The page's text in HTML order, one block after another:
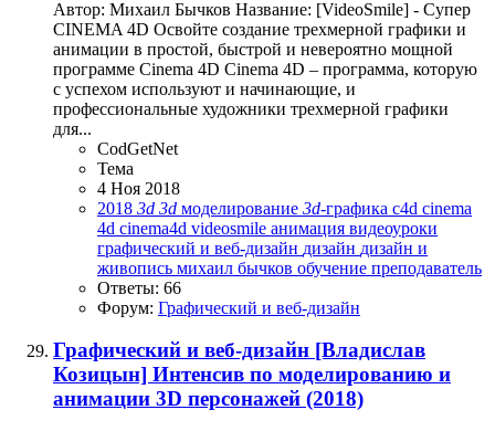
Автор: Михаил Бычков Название: [VideoSmile] - Супер
CINEMA 4D Освойте создание трехмерной графики и
анимации в простой, быстрой и невероятно мощной
программе Cinema 4D Cinema 4D – программа, которую
с успехом используют и начинающие, и
профессиональные художники трехмерной графики
для...
CodGetNet
Тема
4 Ноя 2018
2018 3d 3d моделирование 3d-графика c4d cinema
4d cinema4d videosmile анимация видеоуроки
графический и веб-дизайн дизайн дизайн и
живопись михаил бычков обучение преподаватель
Ответы: 66
Форум: Графический и веб-дизайн
Графический и веб-дизайн [Владислав
Козицын] Интенсив по моделированию и
анимации 3D персонажей (2018)